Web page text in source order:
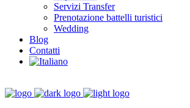
Servizi Transfer
Prenotazione battelli turistici
Wedding
Blog
Contatti